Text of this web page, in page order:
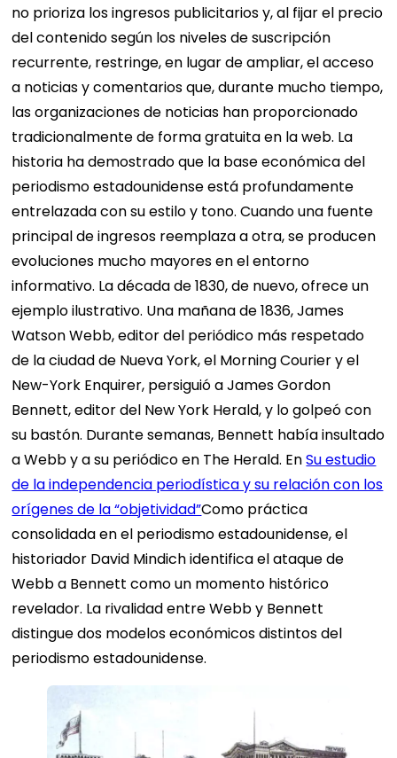
no prioriza los ingresos publicitarios y, al fijar el precio
del contenido según los niveles de suscripción
recurrente, restringe, en lugar de ampliar, el acceso
a noticias y comentarios que, durante mucho tiempo,
las organizaciones de noticias han proporcionado
tradicionalmente de forma gratuita en la web. La
historia ha demostrado que la base económica del
periodismo estadounidense está profundamente
entrelazada con su estilo y tono. Cuando una fuente
principal de ingresos reemplaza a otra, se producen
evoluciones mucho mayores en el entorno
informativo. La década de 1830, de nuevo, ofrece un
ejemplo ilustrativo. Una mañana de 1836, James
Watson Webb, editor del periódico más respetado
de la ciudad de Nueva York, el Morning Courier y el
New-York Enquirer, persiguió a James Gordon
Bennett, editor del New York Herald, y lo golpeó con
su bastón. Durante semanas, Bennett había insultado
a Webb y a su periódico en The Herald. EnSu estudio
de la independencia periodística y su relación con los
orígenes de la “objetividad”Como práctica
consolidada en el periodismo estadounidense, el
historiador David Mindich identifica el ataque de
Webb a Bennett como un momento histórico
revelador. La rivalidad entre Webb y Bennett
distingue dos modelos económicos distintos del
periodismo estadounidense.